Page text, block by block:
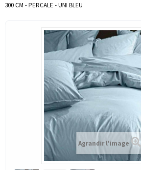
300 CM - PERCALE - UNI BLEU
Agrandir l'image